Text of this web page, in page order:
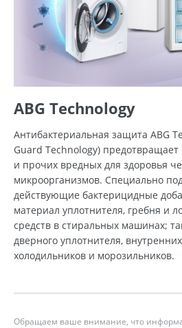
ABG Technology
Антибактериальная защита ABG
Guard Technology)
и прочих вредных для здоровья
микроорганизмов. Специально
действующие бактерицидные
материал уплотнителя, гребня и
средств в стиральных машинах;
дверного уплотнителя,
холодильников и морозильников.
Обращаем ваше внимание, что